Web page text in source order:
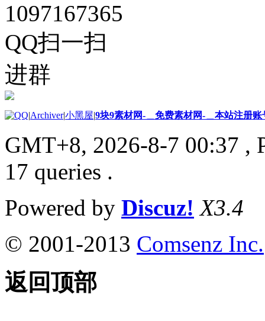
1097167365
QQ扫一扫
进群
|Archiver|小黑屋|9块9素材网-＿免费素材网-＿本站注册账
GMT+8, 2026-8-7 00:37 ,
17 queries .
Powered by Discuz! X3.4
© 2001-2013 Comsenz Inc.
返回顶部